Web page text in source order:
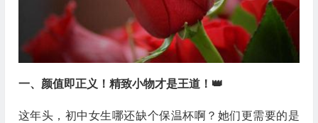
一、颜值即正义！精致小物才是王道！👑
这年头，初中女生哪还缺个保温杯啊？她们更需要的是